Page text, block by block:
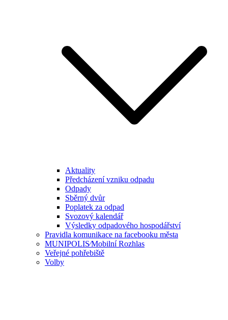
Aktuality
Předcházení vzniku odpadu
Odpady
Sběrný dvůr
Poplatek za odpad
Svozový kalendář
Výsledky odpadového hospodářství
Pravidla komunikace na facebooku města
MUNIPOLIS⁄Mobilní Rozhlas
Veřejné pohřebiště
Volby